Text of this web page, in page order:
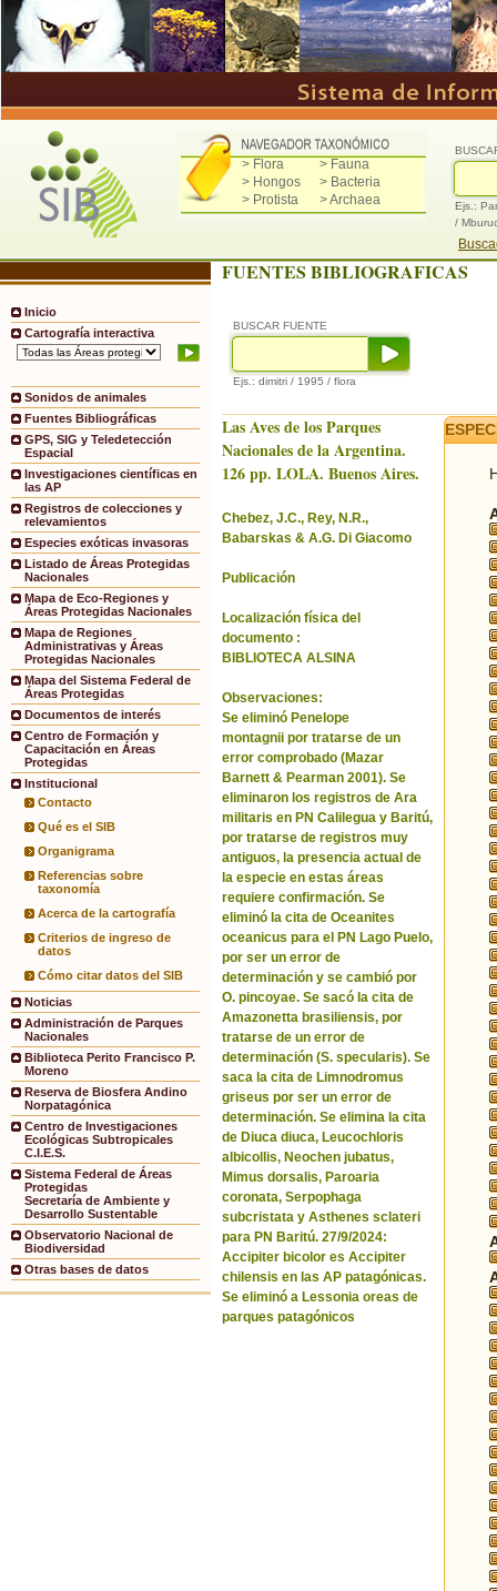
> Flora
> Fauna
> Hongos
> Bacteria
> Protista
> Archaea
Ejs.:
/
Inicio
Cartografía interactiva
Sonidos de animales
Fuentes Bibliográficas
GPS, SIG y Teledetección
Espacial
Investigaciones científicas en
las AP
Registros de colecciones y
relevamientos
Especies exóticas invasoras
Listado de Áreas Protegidas
Nacionales
Mapa de Eco-Regiones y
Áreas Protegidas Nacionales
Mapa de Regiones
Administrativas y Áreas
Protegidas Nacionales
Mapa del Sistema Federal de
Áreas Protegidas
Documentos de interés
Centro de Formación y
Capacitación en Áreas
Protegidas
Institucional
Contacto
Qué es el SIB
Organigrama
Referencias sobre
taxonomía
Acerca de la cartografía
Criterios de ingreso de
datos
Cómo citar datos del SIB
Noticias
Administración de Parques
Nacionales
Biblioteca Perito Francisco P.
Moreno
Reserva de Biosfera Andino
Norpatagónica
Centro de Investigaciones
Ecológicas Subtropicales
C.I.E.S.
Sistema Federal de Áreas
Protegidas
Secretaría de Ambiente y
Desarrollo Sustentable
Observatorio Nacional de
Biodiversidad
Otras bases de datos
FUENTES BIBLIOGRAFICAS
BUSCAR FUENTE
Ejs.: dimitri / 1995 / flora
Las Aves de los Parques
Nacionales de la Argentina.
126 pp. LOLA. Buenos Aires.
Chebez, J.C., Rey, N.R.,
Babarskas & A.G. Di Giacomo
Publicación
Localización física del
documento :
BIBLIOTECA ALSINA
Observaciones:
Se eliminó Penelope
montagnii por tratarse de un
error comprobado (Mazar
Barnett & Pearman 2001). Se
eliminaron los registros de Ara
militaris en PN Calilegua y Baritú,
por tratarse de registros muy
antiguos, la presencia actual de
la especie en estas áreas
requiere confirmación. Se
eliminó la cita de Oceanites
oceanicus para el PN Lago Puelo,
por ser un error de
determinación y se cambió por
O. pincoyae. Se sacó la cita de
Amazonetta brasiliensis, por
tratarse de un error de
determinación (S. specularis). Se
saca la cita de Limnodromus
griseus por ser un error de
determinación. Se elimina la cita
de Diuca diuca, Leucochloris
albicollis, Neochen jubatus,
Mimus dorsalis, Paroaria
coronata, Serpophaga
subcristata y Asthenes sclateri
para PN Baritú. 27/9/2024:
Accipiter bicolor es Accipiter
chilensis en las AP patagónicas.
Se eliminó a Lessonia oreas de
parques patagónicos